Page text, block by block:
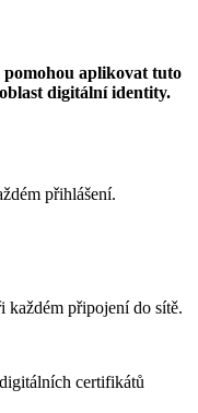
aplikovat tuto
digitální identity.
přihlášení.
každém připojení do sítě.
certifikátů